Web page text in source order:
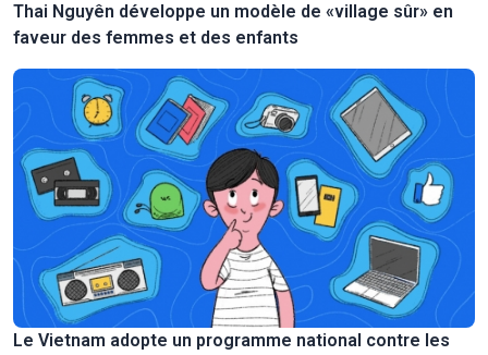
Thai Nguyên développe un modèle de «village sûr» en
faveur des femmes et des enfants
Le Vietnam adopte un programme national contre les